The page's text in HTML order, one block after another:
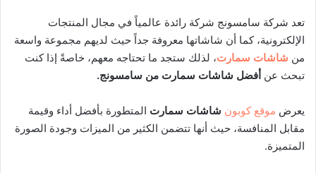
تعد شركة سامسونج شركة رائدة عالمياً في مجال المنتجات
الإلكترونية، كما أن شاشاتها معروفة جداً حيث لديهم مجموعة واسعة
من شاشات سمارت، لذلك ستجد ما تحتاجه معهم، خاصةً إذا كنت
تبحث عن أفضل شاشات سمارت من سامسونج.
يعرض موقع كوبون شاشات سمارت المتطورة بأفضل أداء وقيمة
مقابل المنافسة، حيث أنها تتضمن الكثير من الميزات وجودة الصورة
المتميزة.